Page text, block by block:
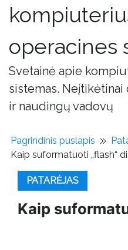
operacines
Svetainė apie
sistemas.
ir naudingų vadovų
Pagrindinis puslapis
Kaip suformatuoti „flash“
PATARĖJAS
Kaip